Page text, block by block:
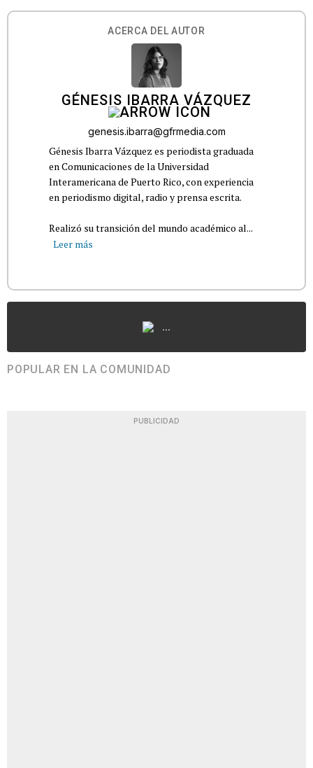
ACERCA DEL AUTOR
GÉNESIS IBARRA VÁZQUEZ
genesis.ibarra@gfrmedia.com
Génesis Ibarra Vázquez es periodista graduada
en Comunicaciones de la Universidad
Interamericana de Puerto Rico, con experiencia
en periodismo digital, radio y prensa escrita.
Realizó su transición del mundo académico al...
Leer más
...
POPULAR EN LA COMUNIDAD
PUBLICIDAD